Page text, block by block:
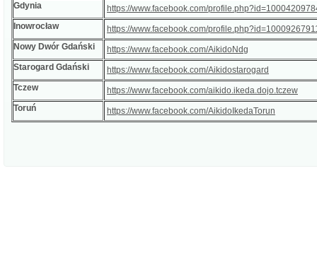
Gdynia
https://www.facebook.com/
Inowrocław
https://www.facebook.com/
Nowy Dwór Gdański
https://www.facebook.com/AikidoNdg
Starogard Gdański
https://www.facebook.com/Aikidostarogard
Tczew
https://www.facebook.com/aikido.ikeda.dojo.tczew
Toruń
https://www.facebook.com/AikidoIkedaTorun